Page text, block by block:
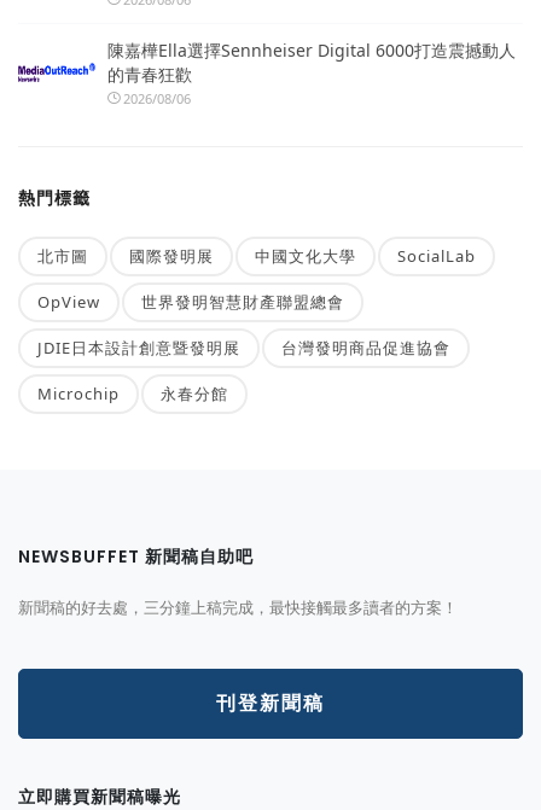
陳嘉樺Ella選擇Sennheiser Digital 6000打造震撼動人
的青春狂歡
2026/08/06
熱門標籤
北市圖 國際發明展 中國文化大學 SocialLab
OpView 世界發明智慧財產聯盟總會
JDIE日本設計創意暨發明展 台灣發明商品促進協會
Microchip 永春分館
NEWSBUFFET 新聞稿自助吧
新聞稿的好去處，三分鐘上稿完成，最快接觸最多讀者的方案！
刊登新聞稿
立即購買新聞稿曝光